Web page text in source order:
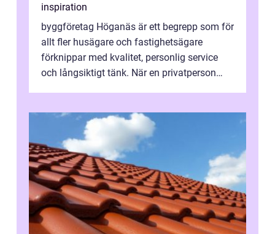
inspiration
byggföretag Höganäs är ett begrepp som för
allt fler husägare och fastighetsägare
förknippar med kvalitet, personlig service
och långsiktigt tänk. När en privatperson